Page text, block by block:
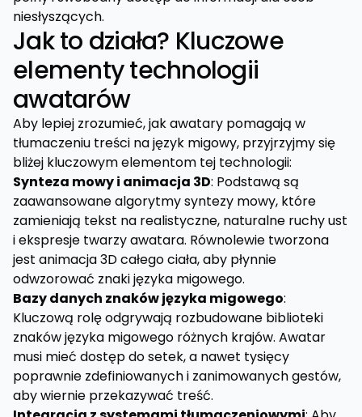
niesłyszących.
Jak to działa? Kluczowe
elementy technologii
awatarów
Aby lepiej zrozumieć, jak awatary pomagają w
tłumaczeniu treści na język migowy, przyjrzyjmy się
bliżej kluczowym elementom tej technologii:
Synteza mowy i animacja 3D: Podstawą są
zaawansowane algorytmy syntezy mowy, które
zamieniają tekst na realistyczne, naturalne ruchy ust
i ekspresje twarzy awatara. Równolewie tworzona
jest animacja 3D całego ciała, aby płynnie
odwzorować znaki języka migowego.
Bazy danych znaków języka migowego:
Kluczową rolę odgrywają rozbudowane biblioteki
znaków języka migowego różnych krajów. Awatar
musi mieć dostęp do setek, a nawet tysięcy
poprawnie zdefiniowanych i zanimowanych gestów,
aby wiernie przekazywać treść.